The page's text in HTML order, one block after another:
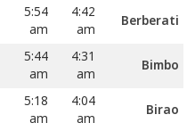
Berberati
4:42
am
5:54
am
Bimbo
4:31
am
5:44
am
Birao
4:04
am
5:18
am